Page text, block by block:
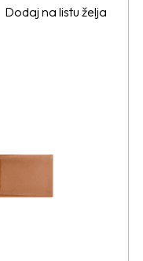
Dodaj na listu želja